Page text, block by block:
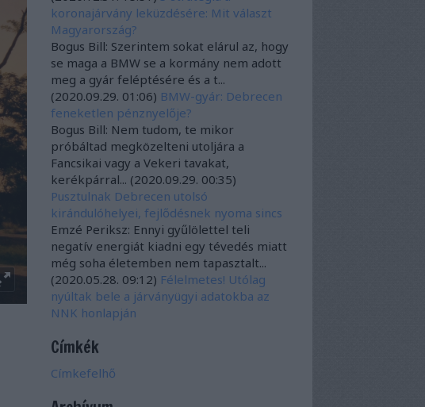
koronajárvány leküzdésére: Mit választ
Magyarország?
Bogus Bill: Szerintem sokat elárul az, hogy
se maga a BMW se a kormány nem adott
meg a gyár feléptésére és a t...
(2020.09.29. 01:06) BMW-gyár: Debrecen
feneketlen pénznyelője?
Bogus Bill: Nem tudom, te mikor
próbáltad megközelteni utoljára a
Fancsikai vagy a Vekeri tavakat,
kerékpárral... (2020.09.29. 00:35)
Pusztulnak Debrecen utolsó
kirándulóhelyei, fejlődésnek nyoma sincs
Emzé Periksz: Ennyi gyűlölettel teli
negatív energiát kiadni egy tévedés miatt
még soha életemben nem tapasztalt...
(2020.05.28. 09:12) Félelmetes! Utólag
nyúltak bele a járványügyi adatokba az
NNK honlapján
Címkék
Címkefelhő